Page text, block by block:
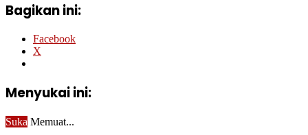
Bagikan ini:
Facebook
X
Menyukai ini:
Suka Memuat...